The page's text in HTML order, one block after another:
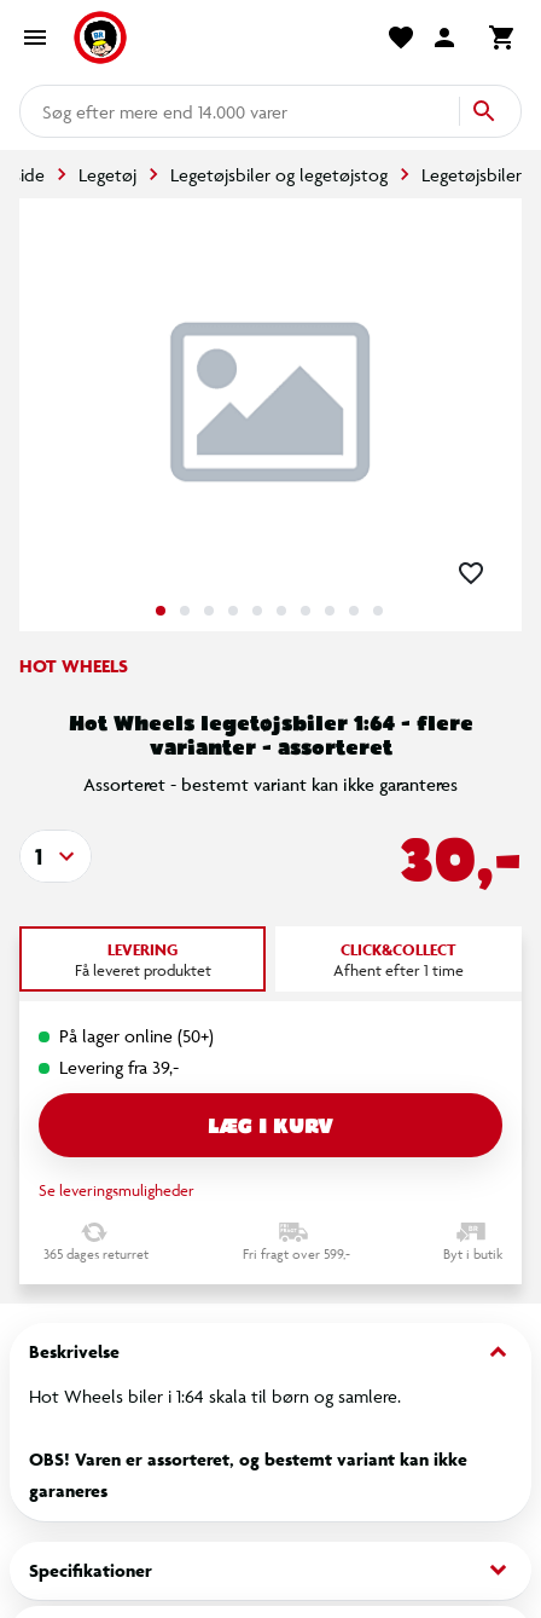
mere end 14.000 varer
Legetøj Legetøjsbiler og legetøjstog Legetøjsbiler
HOT WHEELS
Hot Wheels legetøjsbiler 1:64 - flere
varianter - assorteret
Assorteret - bestemt variant kan ikke garanteres
30,-
1
LEVERING
Få leveret produktet
CLICK&COLLECT
Afhent efter 1 time
På lager online (50+)
Levering fra 39,-
LÆG I KURV
Se leveringsmuligheder
365 dages returret Fri fragt over 599,- Byt i butik
Beskrivelse keyboard_arrow_down
Hot Wheels biler i 1:64 skala til børn og samlere.
OBS! Varen er assorteret, og bestemt variant kan ikke
garaneres
Specifikationer keyboard_arrow_down